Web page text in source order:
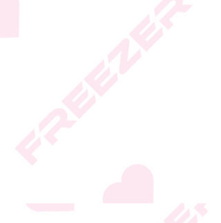
או במחירו לא תחייב את
החברה
* ט.ל.ח.